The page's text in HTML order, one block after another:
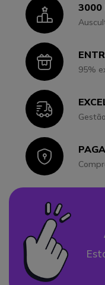
Icon3000
Icon95%
Icon
Icon